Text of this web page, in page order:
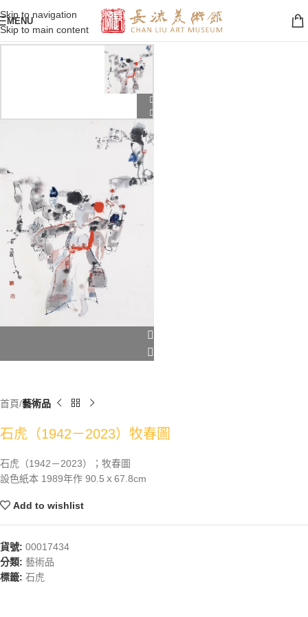
Skip to navigation
Skip to main content
MENU
首頁 藝術品
石虎（1942－2023）牧春圖
石虎（1942－2023）；牧春圖
設色紙本 1989年作 90.5ｘ67.8cm
Add to wishlist
貨號: 00017434
分類: 藝術品
標籤: 石虎